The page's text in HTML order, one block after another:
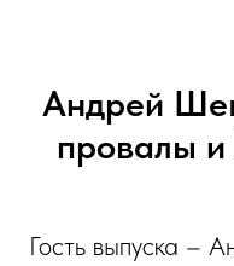
Андрей
провалы
Гость выпуска –